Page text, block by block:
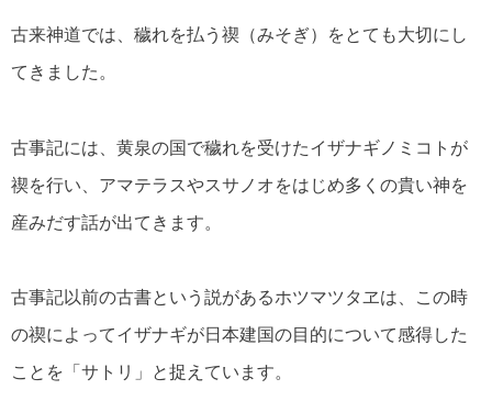
古来神道では、穢れを払う禊（みそぎ）をとても大切にし
てきました。
古事記には、黄泉の国で穢れを受けたイザナギノミコトが
禊を行い、アマテラスやスサノオをはじめ多くの貴い神を
産みだす話が出てきます。
古事記以前の古書という説があるホツマツタヱは、この時
の禊によってイザナギが日本建国の目的について感得した
ことを「サトリ」と捉えています。